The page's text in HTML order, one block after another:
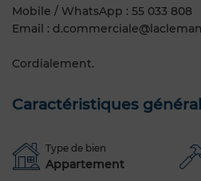
Mobile / WhatsApp : 55 033 808
Email :
Cordialement.
Caractéristiques
Type de bien
Appartement